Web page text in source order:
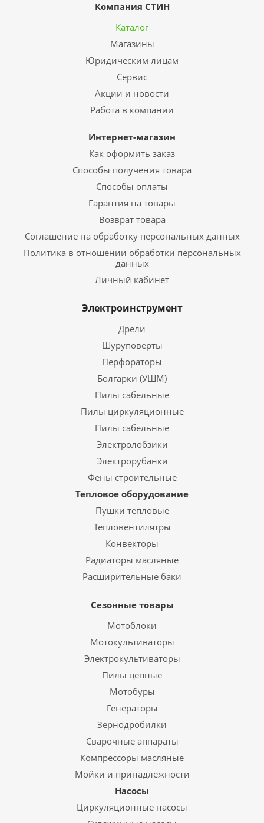
Компания СТИН
Каталог
Магазины
Юридическим лицам
Сервис
Акции и новости
Работа в компании
Интернет-магазин
Как оформить заказ
Способы получения товара
Способы оплаты
Гарантия на товары
Возврат товара
Соглашение на обработку персональных данных
Политика в отношении обработки персональных
данных
Личный кабинет
Электроинструмент
Дрели
Шуруповерты
Перфораторы
Болгарки (УШМ)
Пилы сабельные
Пилы циркуляционные
Пилы сабельные
Электролобзики
Электрорубанки
Фены строительные
Тепловое оборудование
Пушки тепловые
Тепловентилятры
Конвекторы
Радиаторы масляные
Расширительные баки
Сезонные товары
Мотоблоки
Мотокультиваторы
Электрокультиваторы
Пилы цепные
Мотобуры
Генераторы
Зернодробилки
Сварочные аппараты
Компрессоры масляные
Мойки и принадлежности
Насосы
Циркуляционные насосы